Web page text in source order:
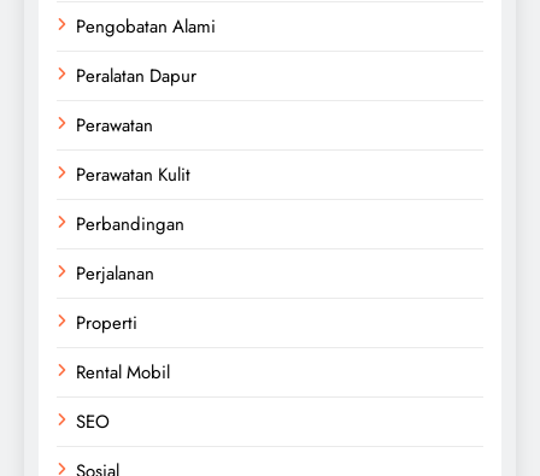
Pengobatan Alami
Peralatan Dapur
Perawatan
Perawatan Kulit
Perbandingan
Perjalanan
Properti
Rental Mobil
SEO